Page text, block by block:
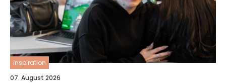
inspiration
07. August 2026